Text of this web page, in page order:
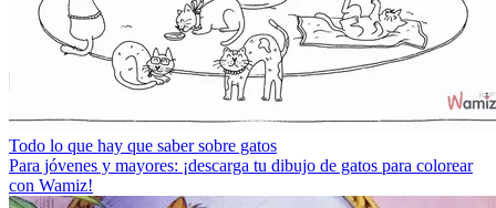
Todo lo que hay que saber sobre gatos
Para jóvenes y mayores: ¡descarga tu dibujo de gatos para colorear
con Wamiz!